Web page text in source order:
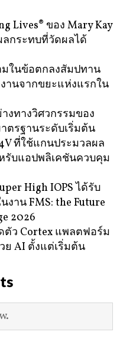
Lives® ของ Mary Kay
ลกระทบที่วัดผลได้
มในข้อตกลงสัมปทาน
านจากขยะแห่งแรกใน
งทางวิศวกรรมของ
ตรฐานระดับเริ่มต้น
ที่ใช้แกนประมวลผล
รับแอปพลิเคชันควบคุม
High IOPS ได้รับ
นงาน FMS: the Future
2026
ตัว Cortex แพลตฟอร์ม
ย AI ตั้งแต่เริ่มต้น